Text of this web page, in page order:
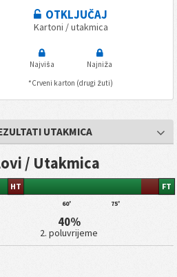
OTKLJUČAJ
Kartoni / utakmica
Najviša
Najniža
*Crveni karton (drugi žuti)
UTAKMICA
/ Utakmica
HT
60' 75'
FT
40%
2. poluvrijeme